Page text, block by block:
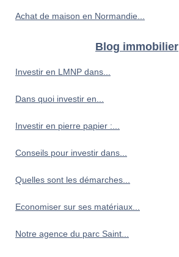
Achat de maison en Normandie...
Blog immobilier
Investir en LMNP dans...
Dans quoi investir en...
Investir en pierre papier :...
Conseils pour investir dans...
Quelles sont les démarches...
Economiser sur ses matériaux...
Notre agence du parc Saint...